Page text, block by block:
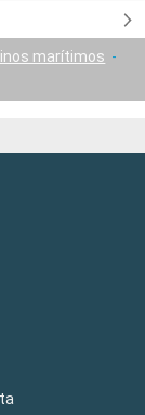
marítimos